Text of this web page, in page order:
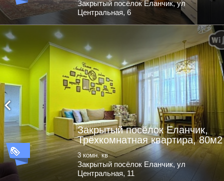
Закрытый посёлок Еланчик, ул
Центральная, 6
Закрытый посёлок Еланчик,
Трёхкомнатная квартира, 80м2
3 комн. кв
Закрытый посёлок Еланчик, ул
Центральная, 11